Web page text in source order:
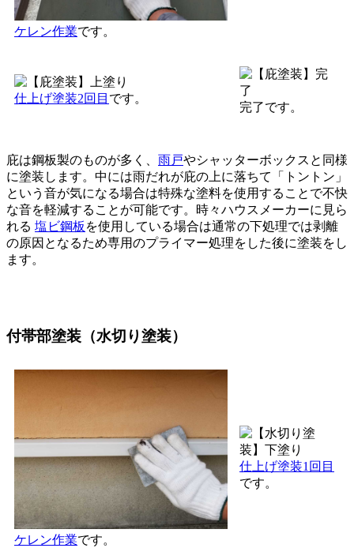
ケレン作業です。
仕上げ塗装2回目 です。
完了です。
庇は鋼板製のものが多く、 雨戸やシャッターボックスと同様
に塗装します。中には雨だれが庇の上に落ちて「トントン」
という音が気になる場合は特殊な塗料を使用することで不快
な音を軽減することが可能です。時々ハウスメーカーに見ら
れる 塩ビ鋼板 を使用している場合は通常の下処理では剥離
の原因となるため専用のプライマー処理をした後に塗装をし
ます。
付帯部塗装（水切り塗装）
ケレン作業です。
仕上げ塗装1回目
です。